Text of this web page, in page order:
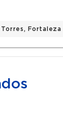
Fortaleza